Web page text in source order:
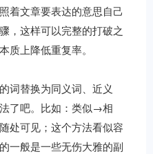
着文章要表达的意思自己
，这样可以完整的打破之
质上降低重复率。
词替换为同义词、近义
了吧。比如：类似→相
可见；这个方法看似容
一般是一些无伤大雅的副